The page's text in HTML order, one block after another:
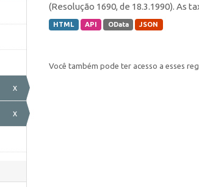
x
x
(Resolução 1690, de 18.3.1990). As
HTML API OData JSON
Você também pode ter acesso a esses